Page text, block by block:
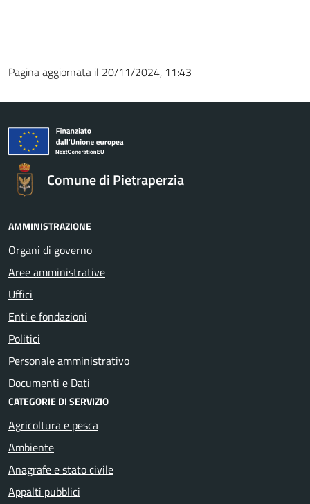
Pagina aggiornata il 20/11/2024, 11:43
Comune di Pietraperzia
AMMINISTRAZIONE
Organi di governo
Aree amministrative
Uffici
Enti e fondazioni
Politici
Personale amministrativo
Documenti e Dati
CATEGORIE DI SERVIZIO
Agricoltura e pesca
Ambiente
Anagrafe e stato civile
Appalti pubblici